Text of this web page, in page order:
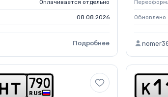
Оплачивается отдельно
08.08.2026
Подробнее
Обновлено
h t RUS
790 k 1 1